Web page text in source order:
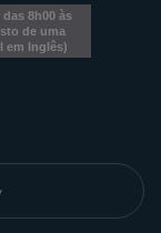
8h00 às
de uma
em Inglês)